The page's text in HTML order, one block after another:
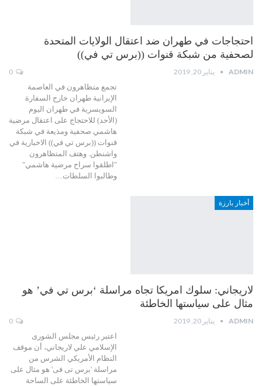
احتجاجات في طهران ضد اعتقال الولايات المتحدة
لصحفية من شبكة قنوات ((برس تي في))
ADMIN يناير 20, 2019
تجمع متظاهرون في العاصمة
الإيرانية طهران خارج السفارة
السويسرية في طهران اليوم
(الأحد) للاحتجاج على اعتقال مرضية
هاشمي صحفية ومذيعة في شبكة
قنوات ((برس تي في)) الاخبارية في
واشنطن. وهتف المتظاهرون
"اطلقوا سراح مرضية هاشمي"
وطالبوا السلطات…
أخبار بارزة
لاریجاني: سلوك امریكا تجاه مراسلة ‘برس تي في’ هو
مثال على سیاستها الخاطئة
ADMIN يناير 20, 2019
اعتبر رئیس مجلس الشورى
الإسلامي علي لاریجاني، أن موقف
النظام الأمریكي الشرس من
مراسلة 'برس تی فی' هو مثال على
سیاستها الخاطئة على الساحة